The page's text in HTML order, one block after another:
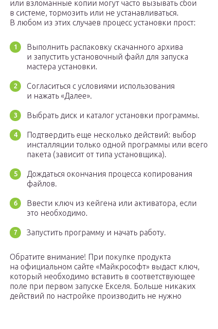
или взломанные копии могут часто вызывать сбои
в системе, тормозить или не устанавливаться.
В любом из этих случаев процесс установки прост:
Выполнить распаковку скачанного архива
и запустить установочный файл для запуска
мастера установки.
Согласиться с условиями использования
и нажать «Далее».
Выбрать диск и каталог установки программы.
Подтвердить еще несколько действий: выбор
инсталляции только одной программы или всего
пакета (зависит от типа установщика).
Дождаться окончания процесса копирования
файлов.
Ввести ключ из кейгена или активатора, если
это необходимо.
Запустить программу и начать работу.
Обратите внимание! При покупке продукта
на официальном сайте «Майкрософт» выдаст ключ,
который необходимо вставить в соответствующее
поле при первом запуске Екселя. Больше никаких
действий по настройке производить не нужно